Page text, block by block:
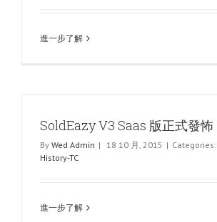
進一步了解
SoldEazy V3 Saas 版正式發怖
By Wed Admin | 18 10 月, 2015 | Categories:
History-TC
進一步了解